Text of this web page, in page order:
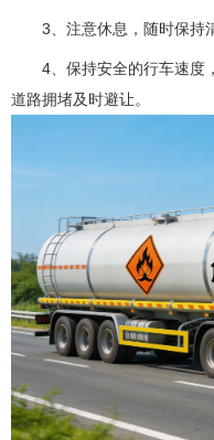
3、注意休息，随时保持
4、保持安全的行车速度
道路拥堵及时避让。